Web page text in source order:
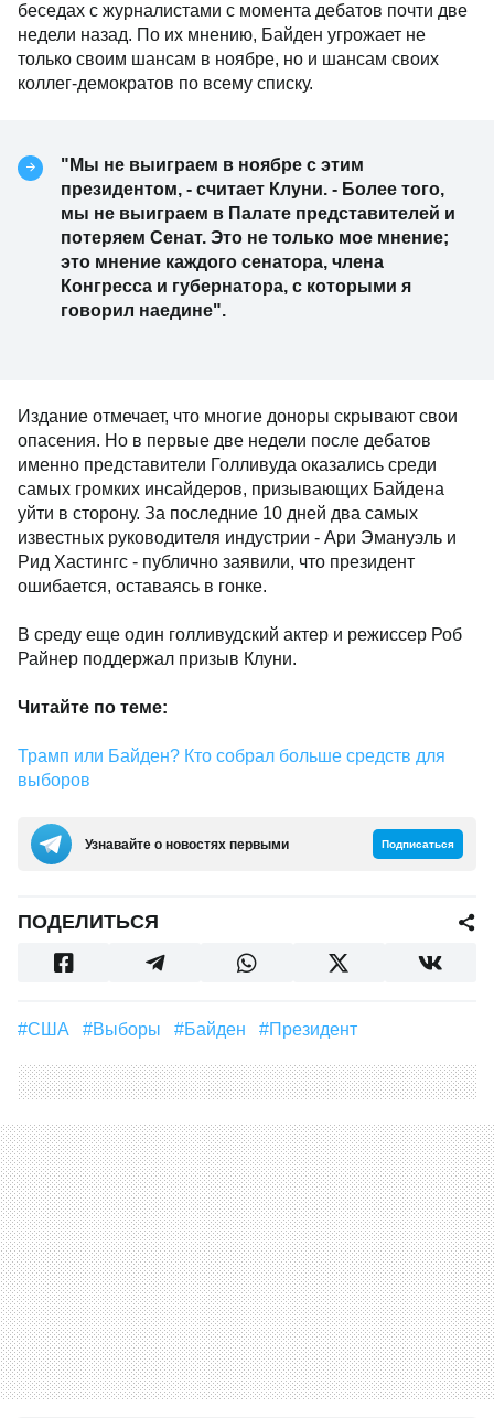
беседах с журналистами с момента дебатов почти две
недели назад. По их мнению, Байден угрожает не
только своим шансам в ноябре, но и шансам своих
коллег-демократов по всему списку.
"Мы не выиграем в ноябре с этим
президентом, - считает Клуни. - Более того,
мы не выиграем в Палате представителей и
потеряем Сенат. Это не только мое мнение;
это мнение каждого сенатора, члена
Конгресса и губернатора, с которыми я
говорил наедине".
Издание отмечает, что многие доноры скрывают свои
опасения. Но в первые две недели после дебатов
именно представители Голливуда оказались среди
самых громких инсайдеров, призывающих Байдена
уйти в сторону. За последние 10 дней два самых
известных руководителя индустрии - Ари Эмануэль и
Рид Хастингс - публично заявили, что президент
ошибается, оставаясь в гонке.
В среду еще один голливудский актер и режиссер Роб
Райнер поддержал призыв Клуни.
Читайте по теме:
Трамп или Байден? Кто собрал больше средств для
выборов
Узнавайте о новостях первыми Подписаться
ПОДЕЛИТЬСЯ
#США #выборы #Байден #президент